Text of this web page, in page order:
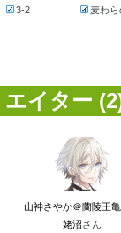
3-2 麦わ
エイター
山神さやか＠蘭陵王
姥沼さん